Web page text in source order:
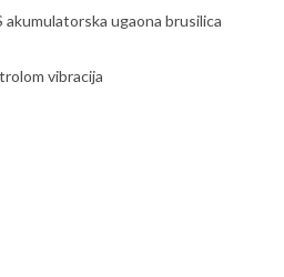
akumulatorska ugaona brusilica
vibracija